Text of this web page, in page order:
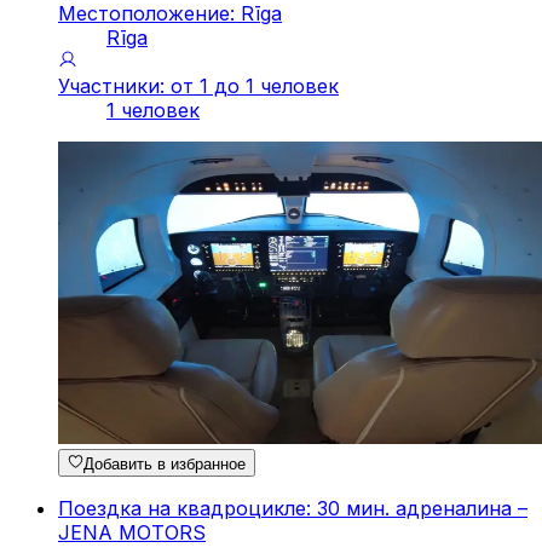
Местоположение: Rīga
Rīga
Участники: от 1 до 1 человек
1 человек
Добавить в избранное
Поездка на квадроцикле: 30 мин. адреналина –
JENA MOTORS